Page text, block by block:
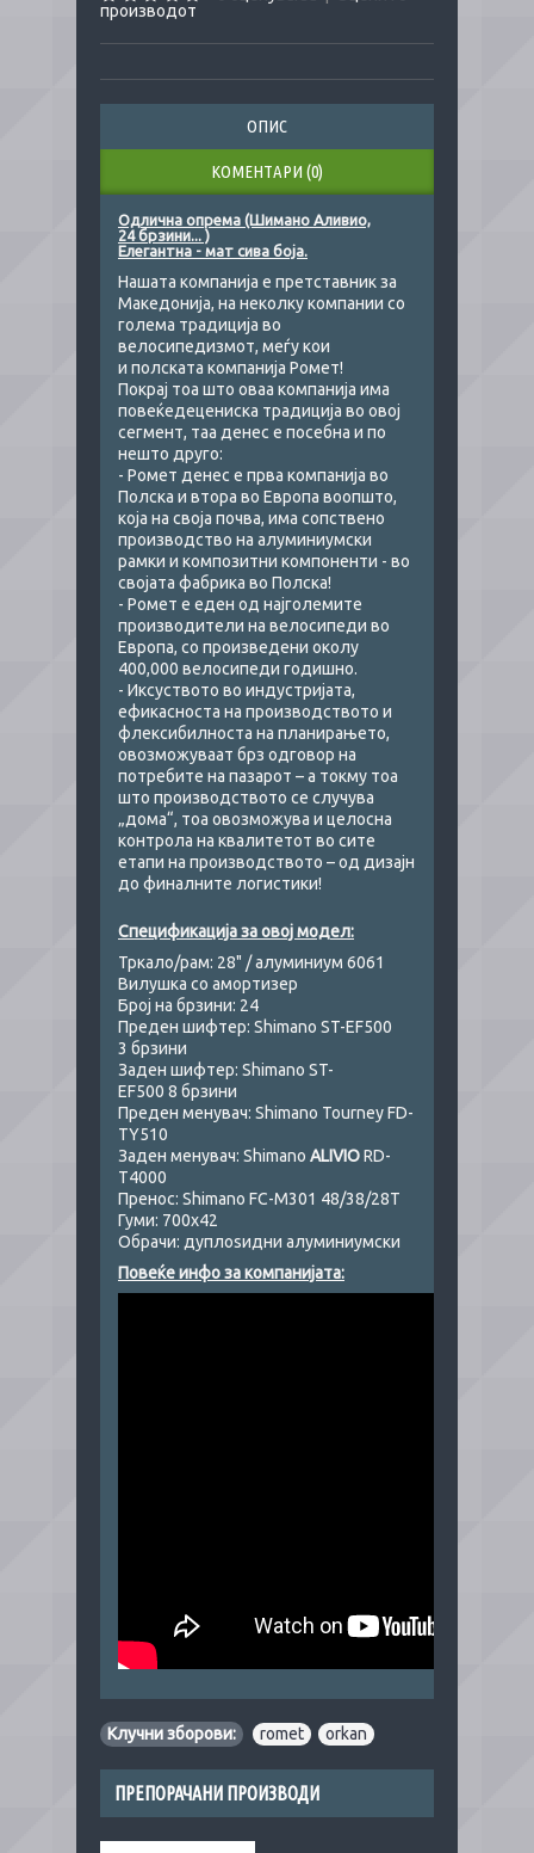
производот
ОПИС
КОМЕНТАРИ (0)
Одлична опрема (Шимано Аливио,
24 брзини... )
​Елегантна - мат сива боја.
Нашата компанија е претставник за
Македонија, на неколку компании со
голема традиција во
велосипедизмот, меѓу кои
и полската компанија Ромет!
Покрај тоа што оваа компанија има
повеќедецениска традиција во овој
сегмент, таа денес е посебна и по
нешто друго:
- Ромет денес е прва компанија во
Полска и втора во Европа воопшто,
која на своја почва, има сопствено
производство на алуминиумски
рамки и композитни компоненти - во
својата фабрика во Полска!
- Ромет е еден од најголемите
производители на велосипеди во
Европа, со произведени околу
400,000 велосипеди годишно.
- Иксуството во индустријата,
ефикасноста на производството и
флексибилноста на планирањето,
овозможуваат брз одговор на
потребите на пазарот – а токму тоа
што производството се случува
„дома“, тоа овозможува и целосна
контрола на квалитетот во сите
етапи на производството – од дизајн
до финалните логистики!
Спецификација за овој модел:
Тркало/рам: 28" / aлуминиум 6061
Вилушка со амортизер
Број на брзини: 24
Преден шифтер: Shimano ST-EF500
3 брзини
Заден шифтер: Shimano ST-
EF500 8 брзини
Преден менувач: Shimano Tourney FD-
TY510
Заден менувач: Shimano ALIVIORD-
T4000
Пренос: Shimano FC-M301 48/38/28T
Гуми: 700х42
Обрачи: дуплоѕидни алуминиумски
Повеќе инфо за компанијата:
Клучни зборови: romet orkan
ПРЕПОРАЧАНИ ПРОИЗВОДИ